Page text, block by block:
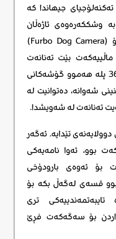
جیهاندا کە
وشککەرەوەی ئاژەڵان
بەسوودتر بێت. کامێرای سەگی فوربۆ (Furbo Dog Camera)
بێت تەنانەت
کاتێک لە ماڵەوە نیت. ئەم کامێرایە 360 پلە هەموو گۆشەکانی
شەوانە، دەتوانیت لە
تەنانەت لە شەویشدا.
تێدایە. ئەگەر
بوو، ئەوا نامەیەکی
بۆ ئەوەی بارودۆخی
قسەی لەگەڵ بکە بۆ
تری
بۆ سەگەکەت فڕێ